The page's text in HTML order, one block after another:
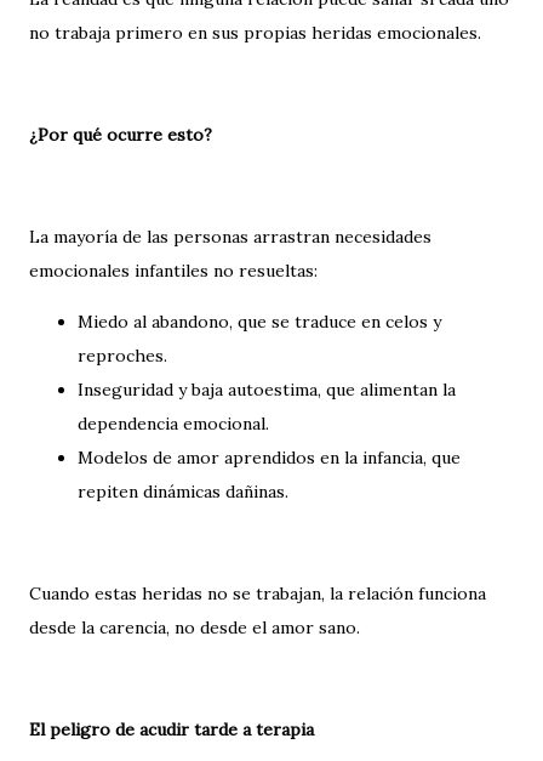
no trabaja primero en sus propias heridas emocionales.
¿Por qué ocurre esto?
La mayoría de las personas arrastran necesidades
emocionales infantiles no resueltas:
Miedo al abandono, que se traduce en celos y
reproches.
Inseguridad y baja autoestima, que alimentan la
dependencia emocional.
Modelos de amor aprendidos en la infancia, que
repiten dinámicas dañinas.
Cuando estas heridas no se trabajan, la relación funciona
desde la carencia, no desde el amor sano.
El peligro de acudir tarde a terapia